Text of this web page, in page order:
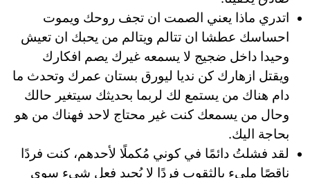
اتدري ماذا يعني الصمت ان تجف روحك ويموت
احساسك عطشا ان تتالم ويتالم من يحبك ان تعيش
وحيدا داخل ضجيج لا يسمعه غيرك يصم افكارك
ويقتل ازهارك كن نديا ليورق بستان عمرك وتحدث ما
دام هناك من يستمع لك لربما بحديثك سيتغير حالك
وحال من يسمعك كنت غير محتاج لاحد فهناك من هو
بحاجة اليك.
لقد فشلتُ دائمًا في كوني مُكملًا لأحدهم، كنت فردًا
ناقصًا مليء بالثقوب فردًا لا يُجيد فعل شيء سوى